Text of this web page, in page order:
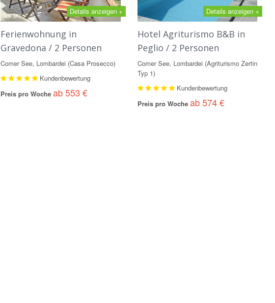
Details anzeigen +
Ferienwohnung in
Gravedona / 2 Personen
Comer See, Lombardei (Casa Prosecco)
Kundenbewertung
Preis pro Wocheab 553 €
Details anzeigen +
Hotel Agriturismo B&B in
Peglio / 2 Personen
Comer See, Lombardei (Agriturismo Zertin
Typ 1)
Kundenbewertung
Preis pro Woche ab 574 €